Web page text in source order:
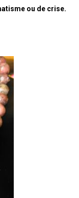
ou de crise.